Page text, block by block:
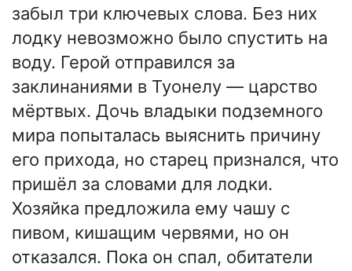
забыл три ключевых слова. Без них
лодку невозможно было спустить на
воду. Герой отправился за
заклинаниями в Туонелу — царство
мёртвых. Дочь владыки подземного
мира попыталась выяснить причину
его прихода, но старец признался, что
пришёл за словами для лодки.
Хозяйка предложила ему чашу с
пивом, кишащим червями, но он
отказался. Пока он спал, обитатели